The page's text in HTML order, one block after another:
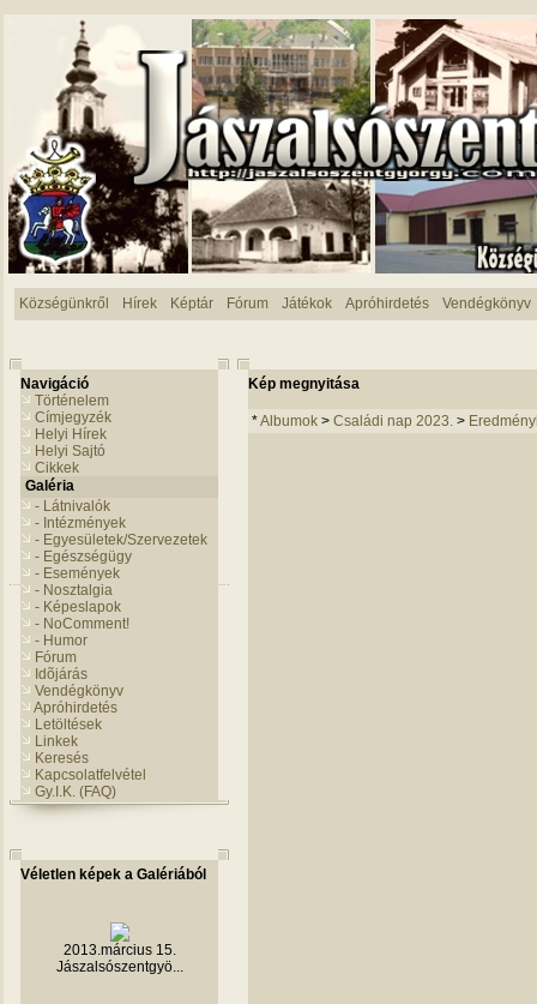
Községünkről Hírek Képtár Fórum Játékok Apróhirdetés Vendégkönyv
Navigáció
Történelem
Címjegyzék
Helyi Hírek
Helyi Sajtó
Cikkek
Galéria
- Látnivalók
- Intézmények
- Egyesületek/Szervezetek
- Egészségügy
- Események
- Nosztalgia
- Képeslapok
- NoComment!
- Humor
Fórum
Idõjárás
Vendégkönyv
Apróhirdetés
Letöltések
Linkek
Keresés
Kapcsolatfelvétel
Gy.I.K. (FAQ)
Véletlen képek a Galériából
2013.március 15.
Jászalsószentgyö...
Kép megnyitása
*Albumok > Családi nap 2023. >